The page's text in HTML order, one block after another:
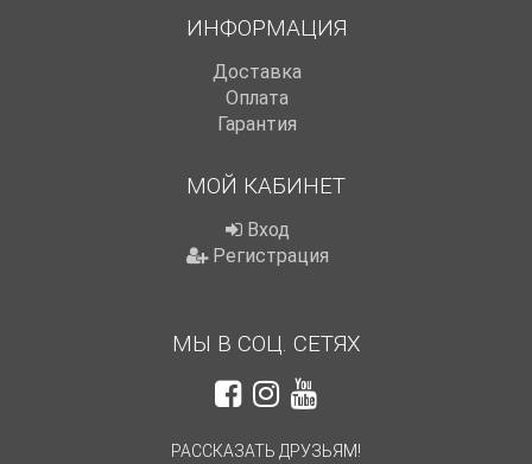
ИНФОРМАЦИЯ
Доставка
Оплата
Гарантия
МОЙ КАБИНЕТ
Вход
Регистрация
МЫ В СОЦ. СЕТЯХ
РАССКАЗАТЬ ДРУЗЬЯМ!